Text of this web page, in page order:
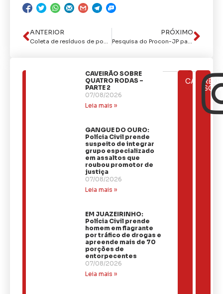
ANTERIOR
Coleta de resíduos de poda de árvores beneficia 22 bairros nesta quinta-feira
PRÓXIMO
Pesquisa do Procon-JP para combustíveis registra litro da gasolina oscilando entre R$ 5,520 e R$ 5,700
CAVEIRÃO SOBRE
QUATRO RODAS –
PARTE 2
07/08/2026
Leia mais »
GANGUE DO OURO:
Polícia Civil prende
suspeito de integrar
grupo especializado
em assaltos que
roubou promotor de
justiça
07/08/2026
Leia mais »
EM JUAZEIRINHO:
Polícia Civil prende
homem em flagrante
por tráfico de drogas e
apreende mais de 70
porções de
entorpecentes
07/08/2026
Leia mais »